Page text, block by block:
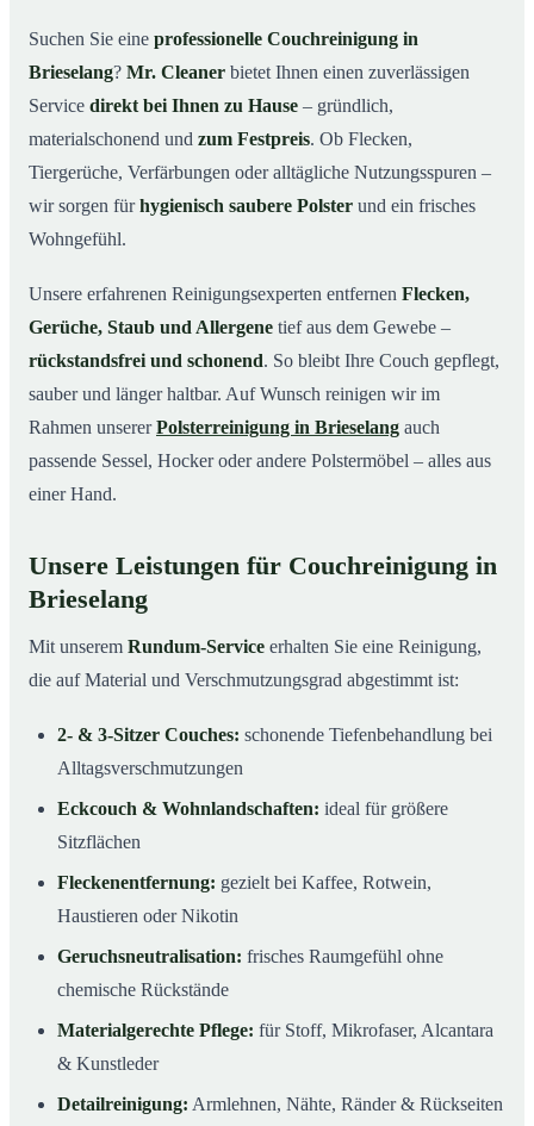
03 Warum Mr. Cleaner in Brieselang?
04So läuft Ihre Couchreinigung in Brieselang ab
05 Couchreinigung in Brieselang & Umgebung
So wird Ihre Couch in Brieselang gründlich gereinigt
Suchen Sie eine professionelle Couchreinigung in
Brieselang? Mr. Cleaner bietet Ihnen einen zuverlässigen
Service direkt bei Ihnen zu Hause – gründlich,
materialschonend und zum Festpreis. Ob Flecken,
Tiergerüche, Verfärbungen oder alltägliche Nutzungsspuren –
wir sorgen fürhygienisch saubere Polster und ein frisches
Wohngefühl.
Unsere erfahrenen Reinigungsexperten entfernen Flecken,
Gerüche, Staub und Allergene tief aus dem Gewebe –
rückstandsfrei und schonend. So bleibt Ihre Couch gepflegt,
sauber und länger haltbar. Auf Wunsch reinigen wir im
Rahmen unsererPolsterreinigung in Brieselang auch
passende Sessel, Hocker oder andere Polstermöbel – alles aus
einer Hand.
Unsere Leistungen für Couchreinigung in
Brieselang
Mit unserem Rundum-Service erhalten Sie eine Reinigung,
die auf Material und Verschmutzungsgrad abgestimmt ist:
2- & 3-Sitzer Couches: schonende Tiefenbehandlung bei
Alltagsverschmutzungen
Eckcouch & Wohnlandschaften: ideal für größere
Sitzflächen
Fleckenentfernung: gezielt bei Kaffee, Rotwein,
Haustieren oder Nikotin
Geruchsneutralisation: frisches Raumgefühl ohne
chemische Rückstände
Materialgerechte Pflege: für Stoff, Mikrofaser, Alcantara
& Kunstleder
Detailreinigung: Armlehnen, Nähte, Ränder & Rückseiten